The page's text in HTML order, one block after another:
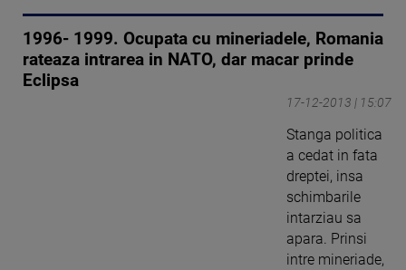
1996- 1999. Ocupata cu mineriadele, Romania
rateaza intrarea in NATO, dar macar prinde
Eclipsa
17-12-2013 | 15:07
Stanga politica
a cedat in fata
dreptei, insa
schimbarile
intarziau sa
apara. Prinsi
intre mineriade,